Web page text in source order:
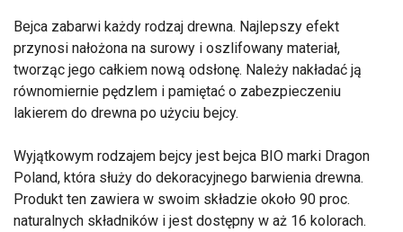
Bejca zabarwi każdy rodzaj drewna. Najlepszy efekt
przynosi nałożona na surowy i oszlifowany materiał,
tworząc jego całkiem nową odsłonę. Należy nakładać ją
równomiernie pędzlem i pamiętać o zabezpieczeniu
lakierem do drewna po użyciu bejcy.
Wyjątkowym rodzajem bejcy jest bejca BIO marki Dragon
Poland, która służy do dekoracyjnego barwienia drewna.
Produkt ten zawiera w swoim składzie około 90 proc.
naturalnych składników i jest dostępny w aż 16 kolorach.